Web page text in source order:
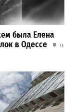
была Елена
в Одессе
13